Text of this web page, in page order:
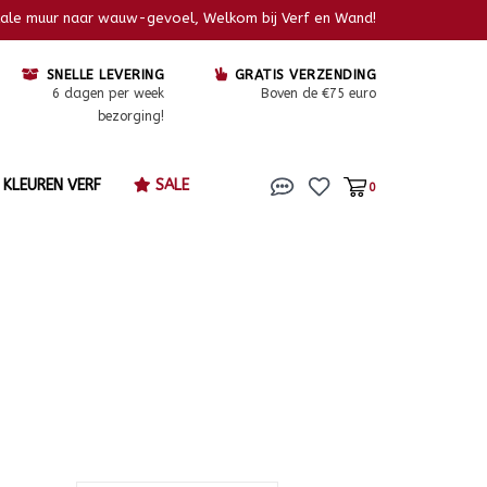
muur naar wauw-gevoel, Welkom bij Verf en Wand!
SNELLE LEVERING
6 dagen per week
bezorging!
GRATIS VERZENDING
Boven de €75 euro
KLEUREN VERF SALE 0